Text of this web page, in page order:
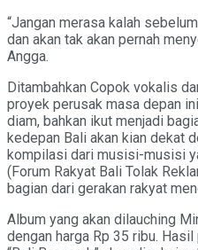
“Jangan merasa kalah
dan akan tak akan pernah
Angga.
Ditambahkan Copok vokalis
proyek perusak masa depan
diam, bahkan ikut menjadi
kedepan Bali akan kian dekat
kompilasi dari musisi-musisi
(Forum Rakyat Bali Tolak
bagian dari gerakan rakyat
Album yang akan dilauching
dengan harga Rp 35 ribu.